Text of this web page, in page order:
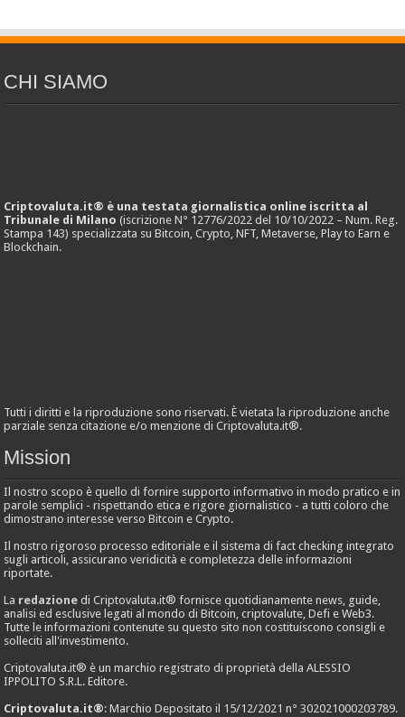
CHI SIAMO
Criptovaluta.it® è una testata giornalistica online iscritta al
Tribunale di Milano (iscrizione N° 12776/2022 del 10/10/2022 – Num. Reg.
Stampa 143) specializzata su Bitcoin, Crypto, NFT, Metaverse, Play to Earn e
Blockchain.
Tutti i diritti e la riproduzione sono riservati. È vietata la riproduzione anche
parziale senza citazione e/o menzione di Criptovaluta.it®.
Mission
Il nostro scopo è quello di fornire supporto informativo in modo pratico e in
parole semplici - rispettando etica e rigore giornalistico - a tutti coloro che
dimostrano interesse verso Bitcoin e Crypto.
Il nostro rigoroso processo editoriale e il sistema di fact checking integrato
sugli articoli, assicurano veridicità e completezza delle informazioni
riportate.
La redazione di Criptovaluta.it® fornisce quotidianamente news, guide,
analisi ed esclusive legati al mondo di Bitcoin, criptovalute, Defi e Web3.
Tutte le informazioni contenute su questo sito non costituiscono consigli e
solleciti all'investimento.
Criptovaluta.it® è un marchio registrato di proprietà della ALESSIO
IPPOLITO S.R.L. Editore.
Criptovaluta.it®: Marchio Depositato il 15/12/2021 n° 302021000203789.